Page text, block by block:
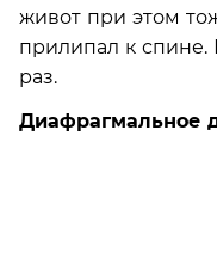
живот при этом
прилипал к спине.
раз.
Диафрагмальное